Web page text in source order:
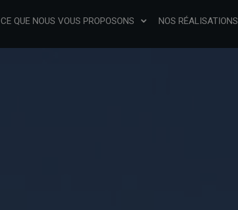
CE QUE NOUS VOUS PROPOSONS NOS RÉALISATIONS